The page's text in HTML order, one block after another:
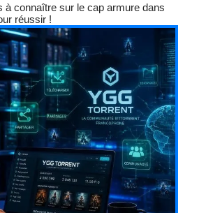
à connaître sur le cap armure dans
réussir !